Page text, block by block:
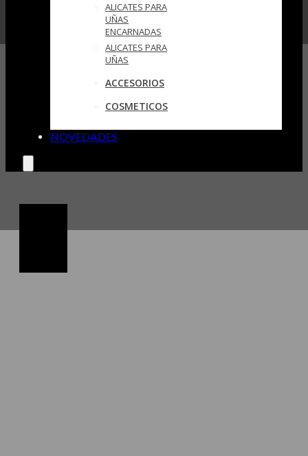
ALICATES PARA
UÑAS
ENCARNADAS
ALICATES PARA
UÑAS
ACCESORIOS
COSMETICOS
NOVEDADES